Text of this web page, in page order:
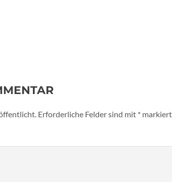
Erforderliche Felder sind mit * markiert